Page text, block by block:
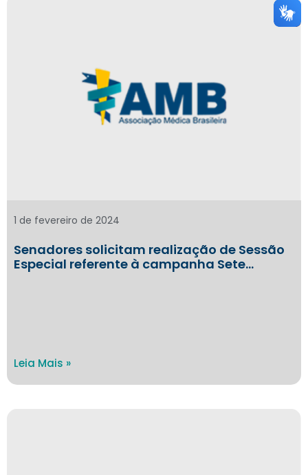
Senadores solicitam realização de Sessão
Especial referente à campanha Sete…
1 de fevereiro de 2024
Leia Mais »